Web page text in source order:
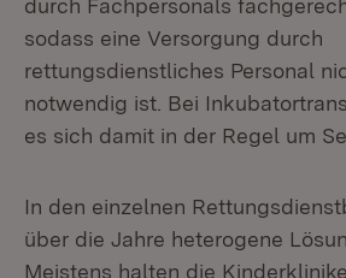
durch Fachpersonals
sodass eine Versorgung durch
rettungsdienstliches Personal
notwendig ist. Bei
es sich damit in der Regel um
In den einzelnen
über die Jahre heterogene
Meistens halten die